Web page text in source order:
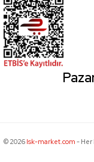
© 2026 Isk-market.com - Her